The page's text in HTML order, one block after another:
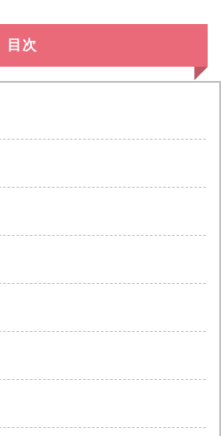
目次